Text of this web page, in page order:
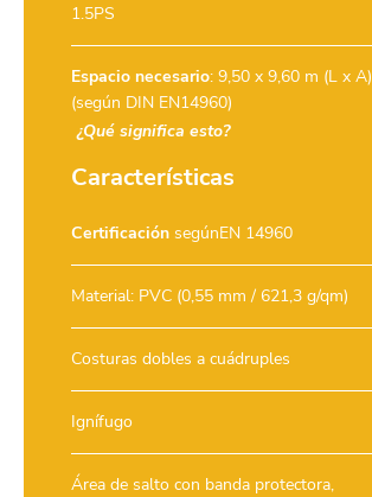
1.5PS
Espacio necesario: 9,50 x 9,60 m (L x A)
(según DIN EN14960)
¿Qué significa esto?
Características
Certificación segúnEN 14960
Material: PVC (0,55 mm / 621,3 g/qm)
Costuras dobles a cuádruples
Ignífugo
Área de salto con banda protectora,